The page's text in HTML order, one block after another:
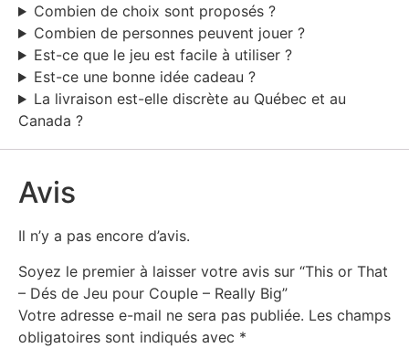
Combien de choix sont proposés ?
Combien de personnes peuvent jouer ?
Est-ce que le jeu est facile à utiliser ?
Est-ce une bonne idée cadeau ?
La livraison est-elle discrète au Québec et au
Canada ?
Avis
Il n’y a pas encore d’avis.
Soyez le premier à laisser votre avis sur “This or That
– Dés de Jeu pour Couple – Really Big”
Votre adresse e-mail ne sera pas publiée. Les champs
obligatoires sont indiqués avec *